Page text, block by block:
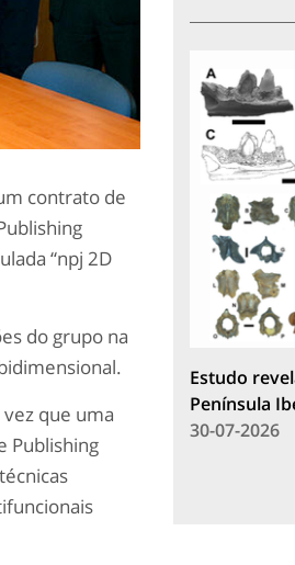
contrato de
“npj 2D
do grupo na
que uma
Publishing
Estudo
Península
30-07-2026